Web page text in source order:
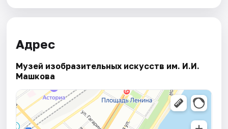
Адрес
Музей изобразительных искусств им. И.И.
Машкова